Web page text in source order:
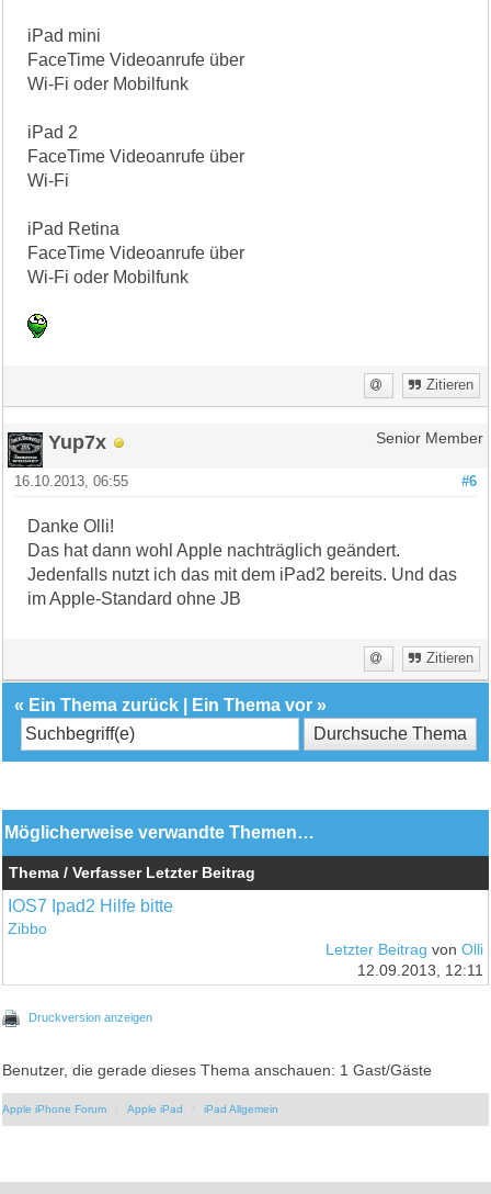
iPad mini
FaceTime Videoanrufe über
Wi-Fi oder Mobilfunk
iPad 2
FaceTime Videoanrufe über
Wi-Fi
iPad Retina
FaceTime Videoanrufe über
Wi-Fi oder Mobilfunk
Zitieren
Yup7x Senior Member
#6
16.10.2013, 06:55
Danke Olli!
Das hat dann wohl Apple nachträglich geändert.
Jedenfalls nutzt ich das mit dem iPad2 bereits. Und das
im Apple-Standard ohne JB
Zitieren
« Ein Thema zurück Ein Thema vor »
Möglicherweise verwandte Themen…
Thema / Verfasser Letzter Beitrag
IOS7 Ipad2 Hilfe bitte
Zibbo
Letzter Beitrag von Olli
12.09.2013, 12:11
Druckversion anzeigen
Benutzer, die gerade dieses Thema anschauen: 1 Gast/Gäste
Apple iPhone Forum Apple iPad iPad Allgemein